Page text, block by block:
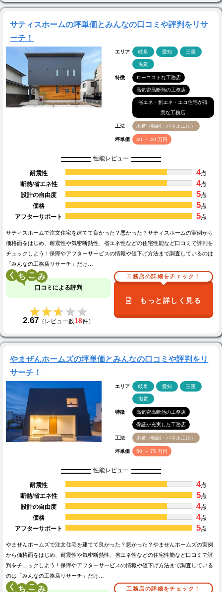
サティスホームの坪単価とみんなの口コミや評判をリサ
ーチ！
エリア 岐阜 愛知 三重
滋賀
特徴 ローコストな工務店
高気密高断熱の工務店
省エネ・創エネ・エコ住宅が得
意な工務店
工法 木造（軸組・パネル工法）
坪単価 40 ～ 49 万円
性能レビュー
耐震性 4点
断熱/省エネ性
4点
設計の自由度
5点
価格
5点
アフターサポート
5点
サティスホームで注文住宅を建てて良かった？悪かった？サティスホームの実例から
価格面をはじめ、耐震性や気密断熱性、省エネ性などの住宅性能など口コミで評判を
チェックしよう！保障やアフターサービスの情報や値下げ方法まで調査しているのは
「みんなの工務店リサーチ」だけ…
く こ
口コミによる評判
★★★★★
★★★★★
2.67 （レビュー数18件）
工務店の詳細をチェック！
もっと詳しく見る
やまぜんホームズの坪単価とみんなの口コミや評判をリ
サーチ！
エリア 岐阜 愛知 三重
滋賀
特徴 高気密高断熱の工務店
保証が充実した工務店
工法 木造（軸組・パネル工法）
坪単価 50 ～ 75 万円
性能レビュー
耐震性 4点
断熱/省エネ性
5点
設計の自由度
4点
価格
4点
アフターサポート
5点
やまぜんホームズで注文住宅を建てて良かった？悪かった？やまぜんホームズの実例
から価格面をはじめ、耐震性や気密断熱性、省エネ性などの住宅性能など口コミで評
判をチェックしよう！保障やアフターサービスの情報や値下げ方法まで調査している
のは「みんなの工務店リサーチ」だけ…
く こ 工務店の詳細をチェック！